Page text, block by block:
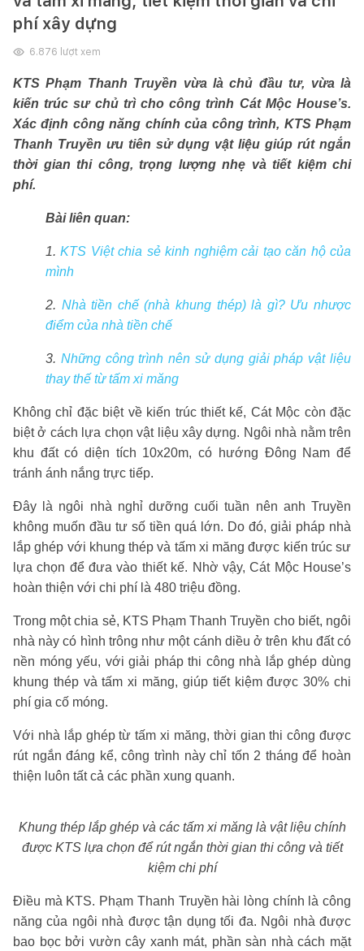
phí xây dựng
6.876 lượt xem
KTS Phạm Thanh Truyền vừa là chủ đầu tư, vừa là
kiến trúc sư chủ trì cho công trình Cát Mộc House’s.
Xác định công năng chính của công trình, KTS Phạm
Thanh Truyền ưu tiên sử dụng vật liệu giúp rút ngắn
thời gian thi công, trọng lượng nhẹ và tiết kiệm chi
phí.
Bài liên quan:
1.KTS Việt chia sẻ kinh nghiệm cải tạo căn hộ của
mình
2. Nhà tiền chế (nhà khung thép) là gì? Ưu nhược
điểm của nhà tiền chế
3. Những công trình nên sử dụng giải pháp vật liệu
thay thế từ tấm xi măng
Không chỉ đặc biệt về kiến trúc thiết kế, Cát Mộc còn đặc
biệt ở cách lựa chọn vật liệu xây dựng. Ngôi nhà nằm trên
khu đất có diện tích 10x20m, có hướng Đông Nam để
tránh ánh nắng trực tiếp.
Đây là ngôi nhà nghỉ dưỡng cuối tuần nên anh Truyền
không muốn đầu tư số tiền quá lớn. Do đó, giải pháp nhà
lắp ghép với khung thép và tấm xi măng được kiến trúc sư
lựa chọn để đưa vào thiết kế. Nhờ vậy, Cát Mộc House’s
hoàn thiện với chi phí là 480 triệu đồng.
Trong một chia sẻ, KTS Phạm Thanh Truyền cho biết, ngôi
nhà này có hình trông như một cánh diều ở trên khu đất có
nền móng yếu, với giải pháp thi công nhà lắp ghép dùng
khung thép và tấm xi măng, giúp tiết kiệm được 30% chi
phí gia cố móng.
Với nhà lắp ghép từ tấm xi măng, thời gian thi công được
rút ngắn đáng kể, công trình này chỉ tốn 2 tháng để hoàn
thiện luôn tất cả các phần xung quanh.
Khung thép lắp ghép và các tấm xi măng là vật liệu chính
được KTS lựa chọn để rút ngắn thời gian thi công và tiết
kiệm chi phí
Điều mà KTS. Phạm Thanh Truyền hài lòng chính là công
năng của ngôi nhà được tận dụng tối đa. Ngôi nhà được
bao bọc bởi vườn cây xanh mát, phần sàn nhà cách mặt